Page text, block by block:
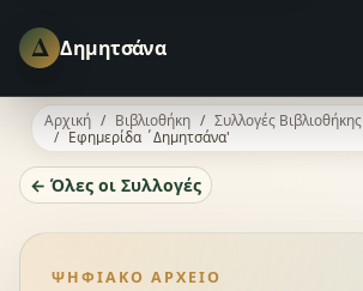
Δ Δημητσάνα
Αρχική Βιβλιοθήκη
Συλλογές Βιβλιοθήκης
Εφημερίδα ΄Δημητσάνα'
← Όλες οι Συλλογές
ΨΗΦΙΑΚΌ ΑΡΧΕΊΟ